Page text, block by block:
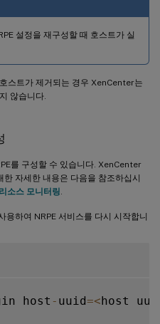
설정을 재구성할 때 호스트가 실
스트가 제거되는 경우 XenCenter는
않습니다.
를 구성할 수 있습니다. XenCenter
한 자세한 내용은 다음을 참조하십시
소스 모니터링
용하여 NRPE 서비스를 다시 시작합니
host - uuid=<host